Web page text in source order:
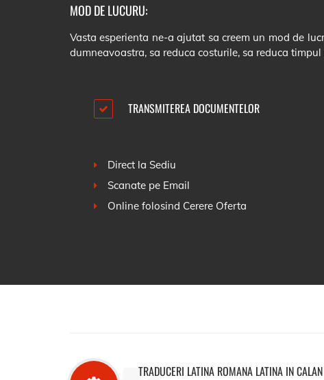
MOD DE LUCURU:
Vasta esperienta ne-a ajutat sa creem un mod de
dumneavoastra, sa reduca costurile, sa reduca
TRANSMITEREA DOCUMENTELOR
Direct la Sediu
Scanate pe Email
Online folosind Cerere Oferta
TRADUCERI LATINA ROMANA LATINA IN CALAN